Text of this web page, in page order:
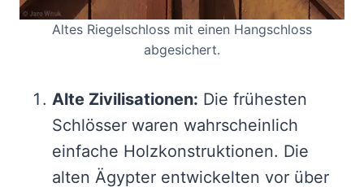
Altes Riegelschloss mit einen Hangschloss
abgesichert.
Alte Zivilisationen: Die frühesten
Schlösser waren wahrscheinlich
einfache Holzkonstruktionen. Die
alten Ägypter entwickelten vor über